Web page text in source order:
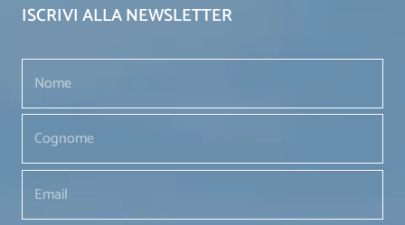
ISCRIVI ALLA NEWSLETTER